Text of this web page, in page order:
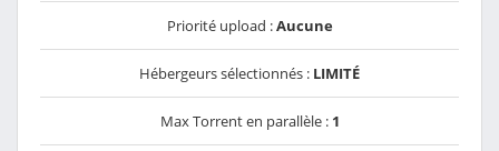
Priorité upload :Aucune
Hébergeurs sélectionnés : LIMITÉ
Max Torrent en parallèle : 1